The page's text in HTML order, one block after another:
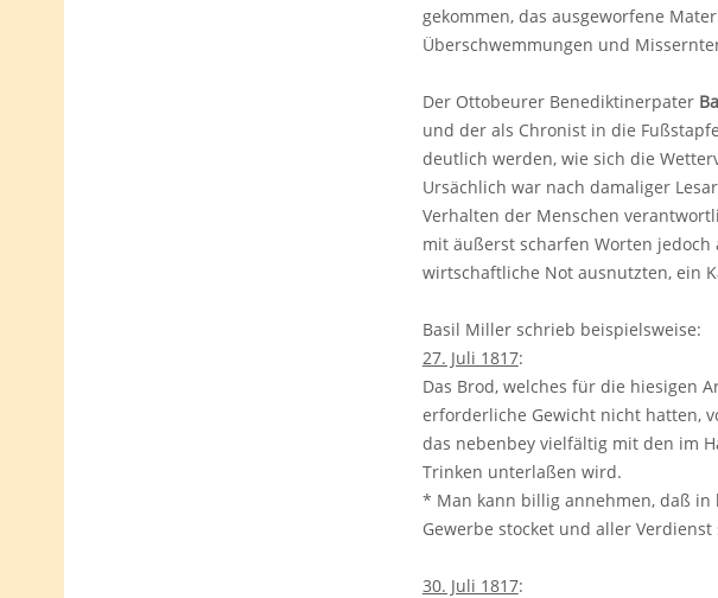
gekommen, das ausgeworfene
Überschwemmungen und
Der Ottobeurer Benediktinerpater
und der als Chronist in die
deutlich werden, wie sich die
Ursächlich war nach damaliger
Verhalten der Menschen
mit äußerst scharfen Worten jedoch
wirtschaftliche Not ausnutzten, ein
Basil Miller schrieb beispielsweise:
27. Juli 1817:
Das Brod, welches für die hiesigen
erforderliche Gewicht nicht hatten,
das nebenbey vielfältig mit den im
Trinken unterlaßen wird.
* Man kann billig annehmen, daß in
Gewerbe stocket und aller
30. Juli 1817: